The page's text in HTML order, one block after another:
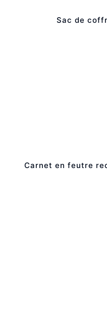
Sac de
Carnet en feutre